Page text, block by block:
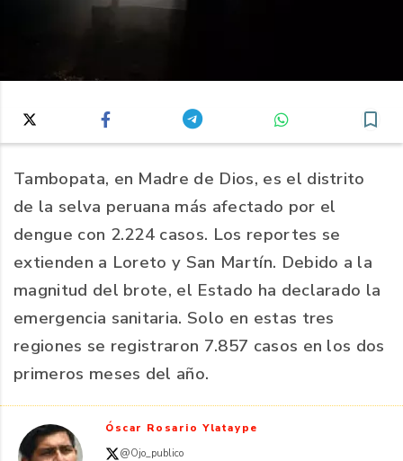
Tambopata, en Madre de Dios, es el distrito
de la selva peruana más afectado por el
dengue con 2.224 casos. Los reportes se
extienden a Loreto y San Martín. Debido a la
magnitud del brote, el Estado ha declarado la
emergencia sanitaria. Solo en estas tres
regiones se registraron 7.857 casos en los dos
primeros meses del año.
Óscar Rosario Ylataype
@Ojo_publico